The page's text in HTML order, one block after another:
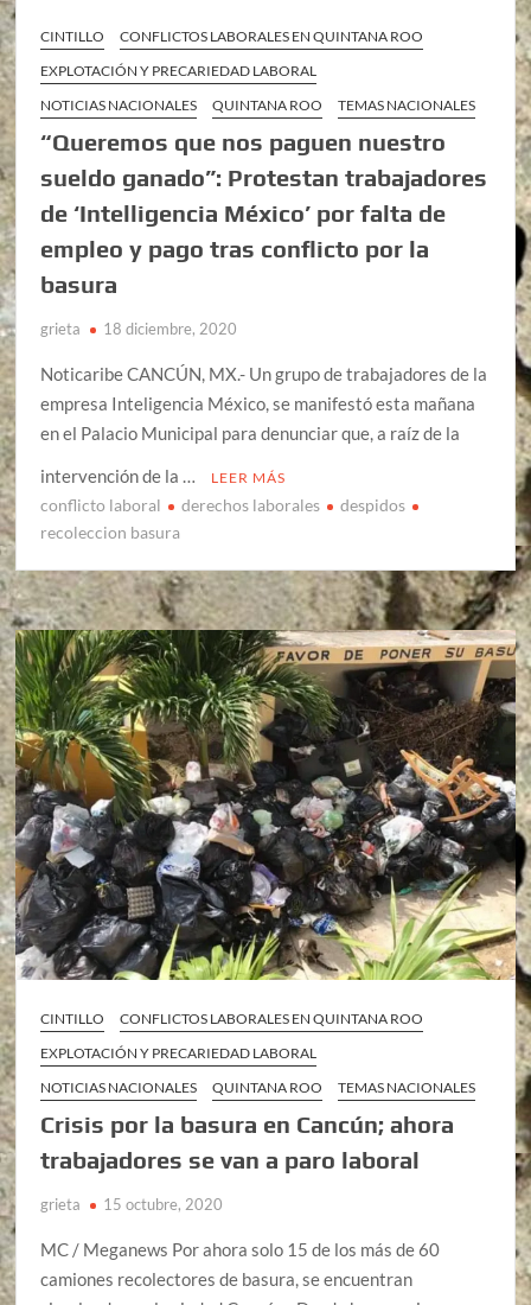
CINTILLO
CONFLICTOS LABORALES EN QUINTANA ROO
EXPLOTACIÓN Y PRECARIEDAD LABORAL
NOTICIAS NACIONALES
QUINTANA ROO TEMAS NACIONALES
“Queremos que nos paguen nuestro
sueldo ganado”: Protestan trabajadores
de ‘Intelligencia México’ por falta de
empleo y pago tras conflicto por la
basura
grieta 18 diciembre, 2020
Noticaribe CANCÚN, MX.- Un grupo de trabajadores de la
empresa Inteligencia México, se manifestó esta mañana
en el Palacio Municipal para denunciar que, a raíz de la
intervención de la …
LEER MÁS
conflicto laboral derechos laborales
despidos
recoleccion basura
CINTILLO
CONFLICTOS LABORALES EN QUINTANA ROO
EXPLOTACIÓN Y PRECARIEDAD LABORAL
NOTICIAS NACIONALES
QUINTANA ROO TEMAS NACIONALES
Crisis por la basura en Cancún; ahora
trabajadores se van a paro laboral
grieta 15 octubre, 2020
MC / Meganews Por ahora solo 15 de los más de 60
camiones recolectores de basura, se encuentran